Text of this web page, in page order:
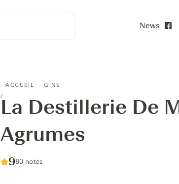
News
ACCUEIL GINS
La Destillerie De
Agrumes
Score :
9/ 10
80 notes